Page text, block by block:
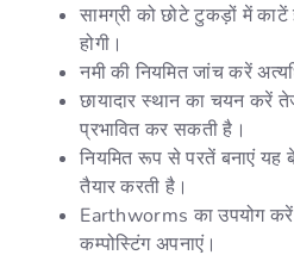
सामग्री को छोटे टुकड़ों में
होगी।
नमी की नियमित जांच करें
छायादार स्थान का चयन करें
प्रभावित कर सकती है।
नियमित रूप से परतें बनाएं यह
तैयार करती है।
Earthworms का उपयोग करें
कम्पोस्टिंग अपनाएं।